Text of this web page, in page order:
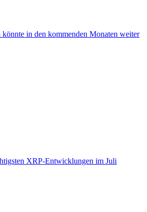
in den kommenden Monaten weiter
XRP-Entwicklungen im Juli